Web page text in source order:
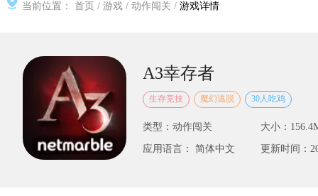
当前位置： 首页 / 游戏 / 动作闯关 / 游戏详情
A3幸存者
生存竞技 魔幻逃脱 30人吃鸡
类型：动作闯关 大小：
应用语言： 简体中文 更新时间：